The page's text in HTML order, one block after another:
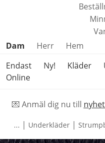
Hoppa över
Dam Herr
Hem
Endast
Online
Ny! Kläder
💌 Anmäl dig nu till
... | Underkläder |